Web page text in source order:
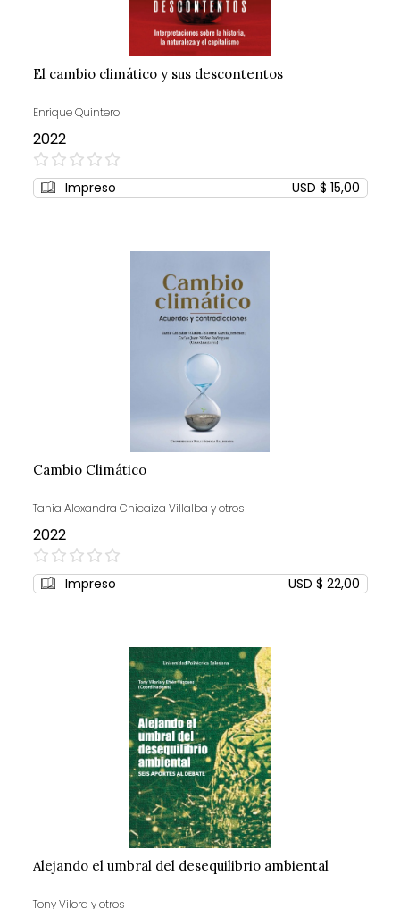
El cambio climático y sus descontentos
Enrique Quintero
2022
0%
Impreso USD $ 15,00
Cambio Climático
Tania Alexandra Chicaiza Villalba y otros
2022
0%
Impreso USD $ 22,00
Alejando el umbral del desequilibrio ambiental
Tony Vilora y otros